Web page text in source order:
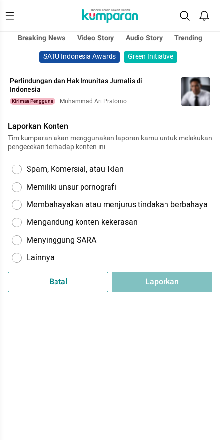
Breaking News Video Story Audio Story
Trending
SATU Indonesia Awards
Green Initiative
Perlindungan dan Hak Imunitas Jurnalis di
Indonesia
Kiriman Pengguna Muhammad Ari Pratomo
Laporkan Konten
Tim kumparan akan menggunakan laporan kamu untuk melakukan
pengecekan terhadap konten ini.
Spam, Komersial, atau Iklan
Memiliki unsur pornografi
Membahayakan atau menjurus tindakan berbahaya
Mengandung konten kekerasan
Menyinggung SARA
Lainnya
Batal Laporkan